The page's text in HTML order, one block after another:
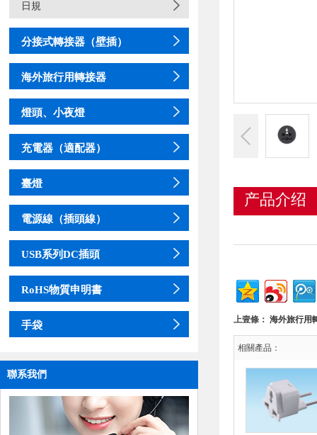
日規
分接式轉接器（壁插）
海外旅行用轉接器
燈頭、小夜燈
充電器（適配器）
臺燈
電源線（插頭線）
USB系列DC插頭
RoHS物質申明書
手袋
聯系我們
产品介绍
上壹條： 海外旅行用
相關產品：